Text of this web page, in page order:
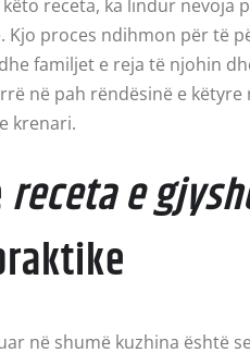
këto receta, ka lindur
Kjo proces ndihmon për të
familjet e reja të njohin
në pah rëndësinë e
krenari.
receta e
në shumë kuzhina është